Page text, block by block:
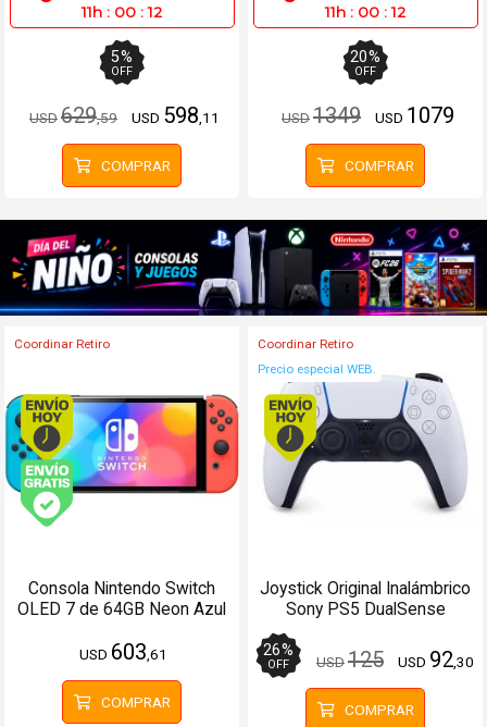
11h : 00 : 12
5%
OFF
USD629,59 USD 598 ,11
COMPRAR
11h : 00 : 12
20%
OFF
USD1349 USD 1079
COMPRAR
Coordinar Retiro
Envío hoy. Comprando antes de 13Hs.
Consola Nintendo Switch
OLED 7 de 64GB Neon Azul
USD 603 ,61
COMPRAR
Coordinar Retiro
Precio especial WEB.
Envío hoy.
Joystick Original Inalámbrico
Sony PS5 DualSense
26%
OFF USD125 USD 92,30
COMPRAR